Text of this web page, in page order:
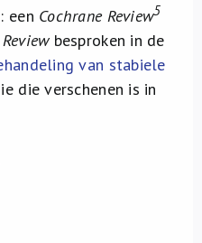
een Cochrane Review5
besproken in de
van stabiele
die verschenen is in